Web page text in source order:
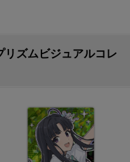
リズムビジュアルコレ